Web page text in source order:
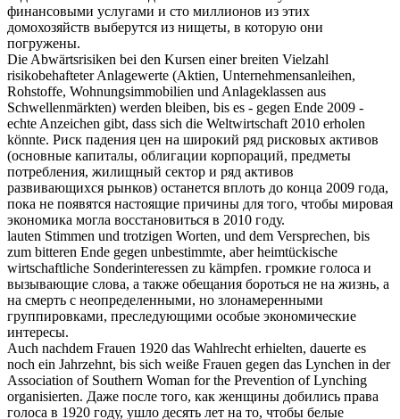
финансовыми услугами и сто миллионов из этих
домохозяйств выберутся из нищеты, в которую они
погружены.
Die Abwärtsrisiken bei den Kursen einer breiten Vielzahl
risikobehafteter Anlagewerte (Aktien, Unternehmensanleihen,
Rohstoffe, Wohnungsimmobilien und Anlageklassen aus
Schwellenmärkten) werden bleiben, bis es - gegen Ende 2009 -
echte Anzeichen gibt, dass sich die Weltwirtschaft 2010 erholen
könnte. Риск падения цен на широкий ряд рисковых активов
(основные капиталы, облигации корпораций, предметы
потребления, жилищный сектор и ряд активов
развивающихся рынков) останется вплоть до конца 2009 года,
пока не появятся настоящие причины для того, чтобы мировая
экономика могла восстановиться в 2010 году.
lauten Stimmen und trotzigen Worten, und dem Versprechen, bis
zum bitteren Ende gegen unbestimmte, aber heimtückische
wirtschaftliche Sonderinteressen zu kämpfen. громкие голоса и
вызывающие слова, а также обещания бороться не на жизнь, а
на смерть с неопределенными, но злонамеренными
группировками, преследующими особые экономические
интересы.
Auch nachdem Frauen 1920 das Wahlrecht erhielten, dauerte es
noch ein Jahrzehnt, bis sich weiße Frauen gegen das Lynchen in der
Association of Southern Woman for the Prevention of Lynching
organisierten. Даже после того, как женщины добились права
голоса в 1920 году, ушло десять лет на то, чтобы белые